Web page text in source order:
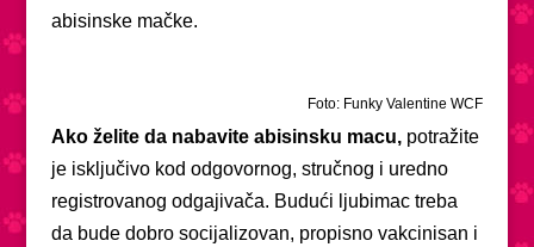
abisinske mačke.
Foto: Funky Valentine WCF
Ako želite da nabavite abisinsku macu, potražite
je isključivo kod odgovornog, stručnog i uredno
registrovanog odgajivača. Budući ljubimac treba
da bude dobro socijalizovan, propisno vakcinisan i